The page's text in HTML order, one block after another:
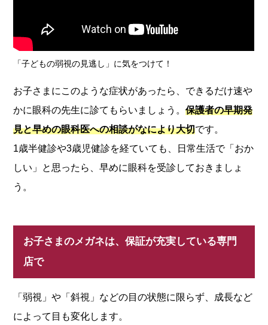
「子どもの弱視の見逃し」に気をつけて！
お子さまにこのような症状があったら、できるだけ速や
かに眼科の先生に診てもらいましょう。保護者の早期発
見と早めの眼科医への相談がなにより大切です。
1歳半健診や3歳児健診を経ていても、日常生活で「おか
しい」と思ったら、早めに眼科を受診しておきましょ
う。
お子さまのメガネは、保証が充実している専門
店で
「弱視」や「斜視」などの目の状態に限らず、成長など
によって目も変化します。